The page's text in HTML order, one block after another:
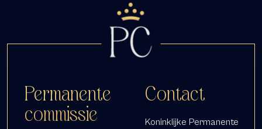
Contact
Koninklijke Permanente
Permanente
commissie